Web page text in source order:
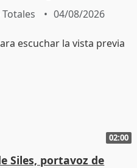
04/08/2026
02:00
Siles, portavoz de